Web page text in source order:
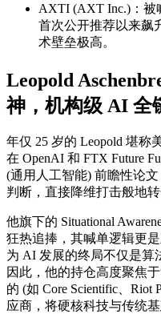
AXTI (AXT Inc.)：被
首次公开推荐以来飙
术壁垒极高。
Leopold
神，机构级 AI 全
年仅 25 岁的 Leopold 堪称
在 OpenAI 和 FTX Future
(通用人工智能) 前瞻性论文
判断，直接降维打击般地
他旗下的 Situational
狂热追捧，其喊单逻辑更
为 AI 发展的终局不仅是算
因此，他的持仓高度聚焦
的 (如 Core Scientific、Riot
应商，将硬核科技与传统